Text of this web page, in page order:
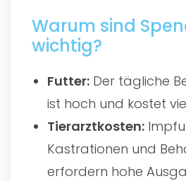
Warum sind
wichtig?
Futter: Der tägliche
ist hoch und kostet
Tierarztkosten:
Kastrationen und
erfordern hohe